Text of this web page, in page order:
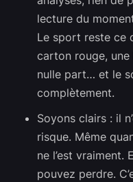
lecture du
Le sport reste ce
carton rouge,
nulle part… et le
complètement.
Soyons clairs : il
risque. Même
ne l’est vraiment.
pouvez perdre.